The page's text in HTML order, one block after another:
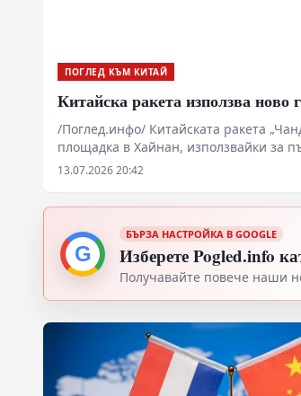
ПОГЛЕД КЪМ КИТАЙ
Китайска ракета използва ново
/Поглед.инфо/ Китайската ракета
площадка в Хайнан, използвайки за
Пробивът диверсифицира доставките
13.07.2026 20:42
G
БЪРЗА НАСТРОЙКА В GOOGLE
Изберете Pogled.info
Получавайте повече наши